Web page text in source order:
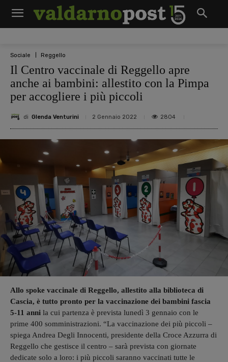
Sociale Reggello
Il Centro vaccinale di Reggello apre
anche ai bambini: allestito con la Pimpa
per accogliere i più piccoli
di Glenda Venturini 2 Gennaio 2022 2804
Allo spoke vaccinale di Reggello, allestito alla biblioteca di
Cascia, è tutto pronto per la vaccinazione dei bambini fascia
5-11 anni la cui partenza è prevista lunedì 3 gennaio con le
prime 400 somministrazioni. “La vaccinazione dei più piccoli –
spiega Andrea Degli Innocenti, presidente della Croce Azzurra di
Reggello che gestisce il centro – sarà prevista con giornate
dedicate solo a loro: i più piccoli saranno vaccinati tutte le